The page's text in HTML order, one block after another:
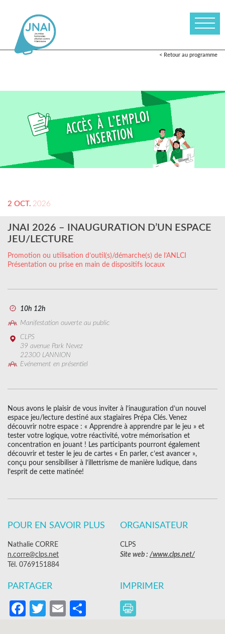
< Retour au programme
2 OCT. 2026
JNAI 2026 – INAUGURATION D’UN ESPACE
JEU/LECTURE
Promotion ou utilisation d’outil(s)/démarche(s) de l’ANLCI
Présentation ou prise en main de dispositifs locaux
10h 12h
Manifestation ouverte au public
CLPS
39 avenue Park Nevez
22300 LANNION
Evénement en présentiel
Nous avons le plaisir de vous inviter à l’inauguration d’un nouvel
espace jeu/lecture destiné aux stagiaires Prépa Clés. Venez
découvrir notre espace : « Apprendre à apprendre par le jeu » et
tester votre logique, votre réactivité, votre mémorisation et
concentration en jouant ! Les participants pourront également
découvrir et tester le jeu de cartes « En parler, c’est avancer »,
conçu pour sensibiliser à l’illettrisme de manière ludique, dans
l’esprit de cette matinée!
POUR EN SAVOIR PLUS
Nathalie CORRE
n.corre@clps.net
Tél. 0769151884
ORGANISATEUR
CLPS
Site web : /www.clps.net/
PARTAGER
Facebook
Twitter
EmailPartager
IMPRIMER